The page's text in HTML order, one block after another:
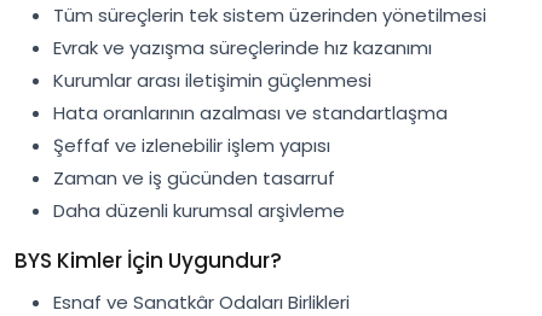
Tüm süreçlerin tek sistem üzerinden yönetilmesi
Evrak ve yazışma süreçlerinde hız kazanımı
Kurumlar arası iletişimin güçlenmesi
Hata oranlarının azalması ve standartlaşma
Şeffaf ve izlenebilir işlem yapısı
Zaman ve iş gücünden tasarruf
Daha düzenli kurumsal arşivleme
BYS Kimler İçin Uygundur?
Esnaf ve Sanatkâr Odaları Birlikleri